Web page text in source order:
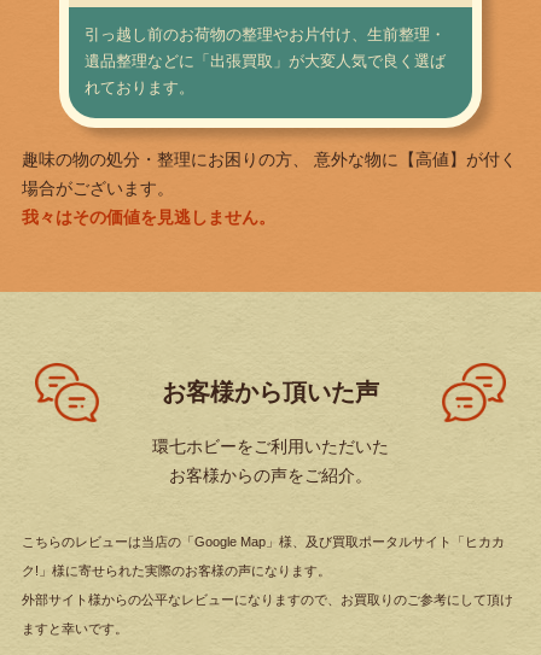
引っ越し前のお荷物の整理やお片付け、生前整理・
遺品整理などに「出張買取」が大変人気で良く選ば
れております。
趣味の物の処分・整理にお困りの方、 意外な物に【高値】が付く
場合がございます。
我々はその価値を見逃しません。
お客様から頂いた声
環七ホビーをご利用いただいた
お客様からの声をご紹介。
こちらのレビューは当店の「Google Map」様、及び買取ポータルサイト「ヒカカ
ク!」様に寄せられた実際のお客様の声になります。
外部サイト様からの公平なレビューになりますので、お買取りのご参考にして頂け
ますと幸いです。